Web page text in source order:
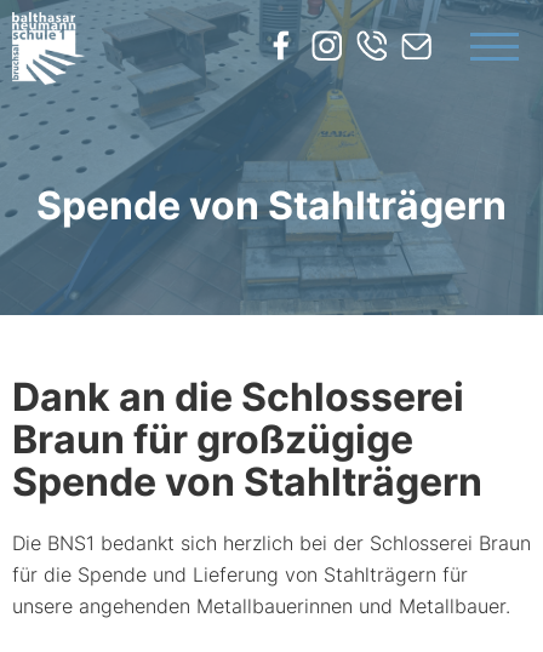
UNSERE SCHULE
BILDUNGSANGEBOTE
SERVICE
KONTAKT
Spende von Stahlträgern
Dank an die Schlosserei
Braun für großzügige
Spende von Stahlträgern
Die BNS1 bedankt sich herzlich bei der Schlosserei Braun
für die Spende und Lieferung von Stahlträgern für
unsere angehenden Metallbauerinnen und Metallbauer.